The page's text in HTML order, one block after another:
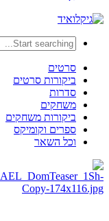
סרטים
ביקורות סרטים
סדרות
משחקים
ביקורות משחקים
ספרים וקומיקס
וכל השאר